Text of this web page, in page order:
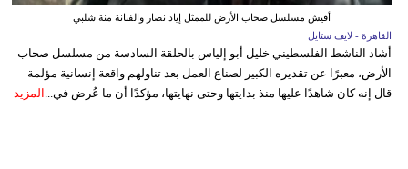
أفيش مسلسل صحاب الأرض للممثل إياد نصار والفنانة منة شلبي
القاهرة - لايف ستايل
أشاد الناشط الفلسطيني خليل أبو إلياس بالحلقة السادسة من مسلسل صحاب
الأرض، معبرًا عن تقديره الكبير لصناع العمل بعد تناولهم واقعة إنسانية مؤلمة
قال إنه كان شاهدًا عليها منذ بدايتها وحتى نهايتها، مؤكدًا أن ما عُرض في... المزيد